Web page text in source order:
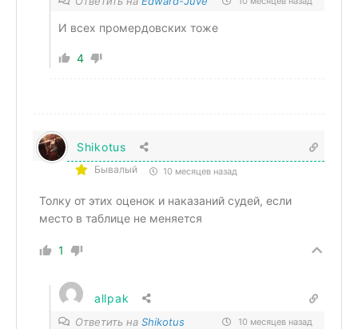
И всех промердовских тоже
4
Shikotus
Бывалый 10 месяцев назад
Толку от этих оценок и наказаний судей, если
место в таблице не меняется
1
allpak
Ответить на Shikotus 10 месяцев назад